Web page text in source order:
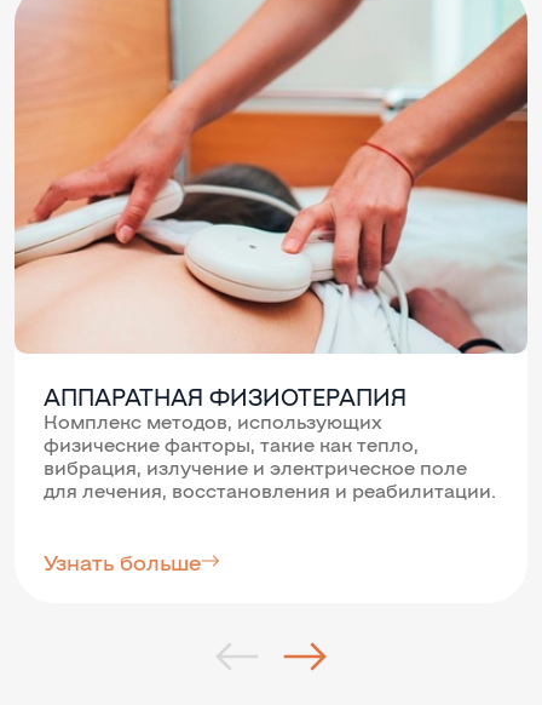
АППАРАТНАЯ ФИЗИОТЕРАПИЯ
Комплекс методов, использующих
физические факторы, такие как тепло,
вибрация, излучение и электрическое поле
для лечения, восстановления и реабилитации.
Узнать больше